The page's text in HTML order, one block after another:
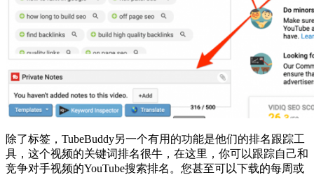
除了标签，TubeBuddy另一个有用的功能是他们的排名跟踪工
具，这个视频的关键词排名很牛，在这里，你可以跟踪自己和
竞争对手视频的YouTube搜索排名。您甚至可以下载的每周或